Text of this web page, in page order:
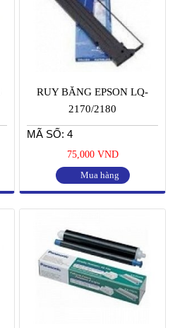
RUY BĂNG EPSON LQ-
2170/2180
MÃ SỐ: 4
75,000 VND
Mua hàng